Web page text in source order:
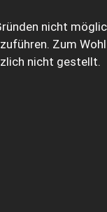
nicht
Zum
nicht gestellt.